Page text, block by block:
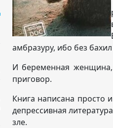
амбразуру, ибо без
И беременная
приговор.
Книга написана просто
депрессивная
зле.